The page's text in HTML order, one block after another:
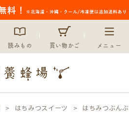
読みもの 買い物かご メニュー
はちみつスイーツ はちみつぶん